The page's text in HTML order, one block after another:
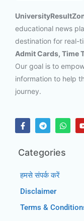
educational news
destination for real-
Admit Cards, Time
Our goal is to
information to help
journey.
Categories
हमसे संपर्क करें
Disclaimer
Terms &